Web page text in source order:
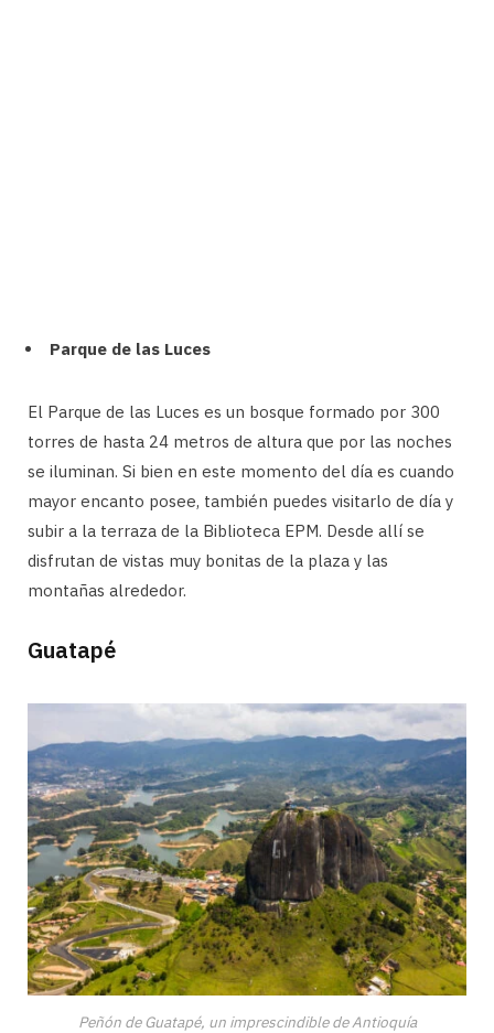
Parque de las Luces
El Parque de las Luces es un bosque formado por 300
torres de hasta 24 metros de altura que por las noches
se iluminan. Si bien en este momento del día es cuando
mayor encanto posee, también puedes visitarlo de día y
subir a la terraza de la Biblioteca EPM. Desde allí se
disfrutan de vistas muy bonitas de la plaza y las
montañas alrededor.
Guatapé
Peñón de Guatapé, un imprescindible de Antioquía